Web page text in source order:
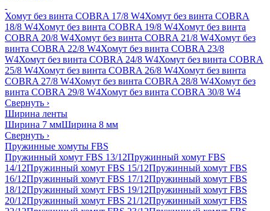
Хомут без винта COBRA 17/8 W4Хомут без винта COBRA
18/8 W4Хомут без винта COBRA 19/8 W4Хомут без винта
COBRA 20/8 W4Хомут без винта COBRA 21/8 W4Хомут без
винта COBRA 22/8 W4Хомут без винта COBRA 23/8
W4Хомут без винта COBRA 24/8 W4Хомут без винта COBRA
25/8 W4Хомут без винта COBRA 26/8 W4Хомут без винта
COBRA 27/8 W4Хомут без винта COBRA 28/8 W4Хомут без
винта COBRA 29/8 W4Хомут без винта COBRA 30/8 W4
Свернуть ›
Ширина ленты
Ширина 7 ммШирина 8 мм
Свернуть ›
Пружинные хомуты FBS
Пружинный хомут FBS 13/12Пружинный хомут FBS
14/12Пружинный хомут FBS 15/12Пружинный хомут FBS
16/12Пружинный хомут FBS 17/12Пружинный хомут FBS
18/12Пружинный хомут FBS 19/12Пружинный хомут FBS
20/12Пружинный хомут FBS 21/12Пружинный хомут FBS